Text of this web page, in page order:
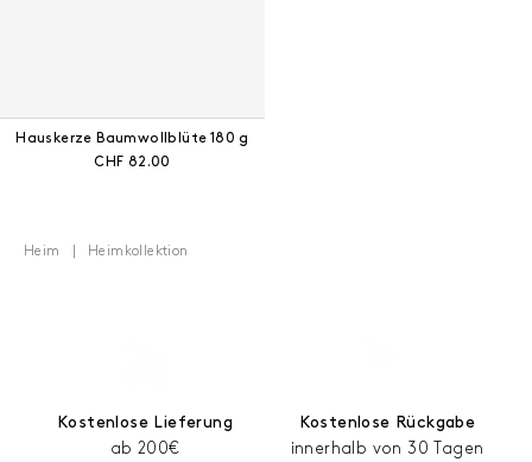
Hauskerze Baumwollblüte 180 g
Aktueller Preis:
CHF 82.00
Heim Heimkollektion
Kostenlose Lieferung
ab 200€
Kostenlose Rückgabe
innerhalb von 30 Tagen